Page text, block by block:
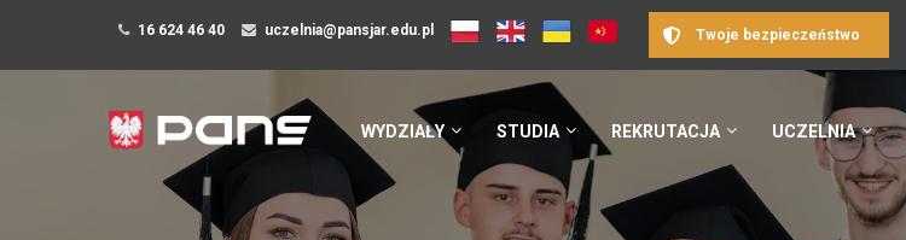
16 624 46 40 uczelnia@pansjar.edu.pl Twoje bezpieczeństwo
WYDZIAŁY STUDIA REKRUTACJA UCZELNIA